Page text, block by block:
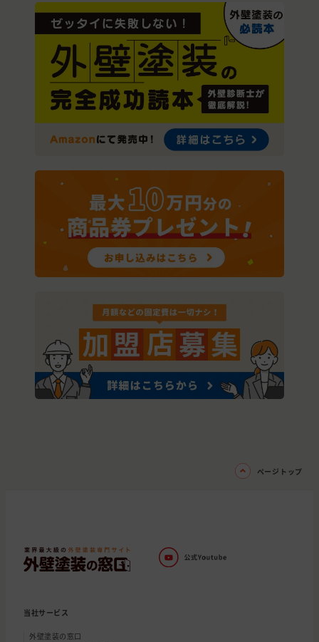
ページトップ
当社サービス
外壁塗装の窓口